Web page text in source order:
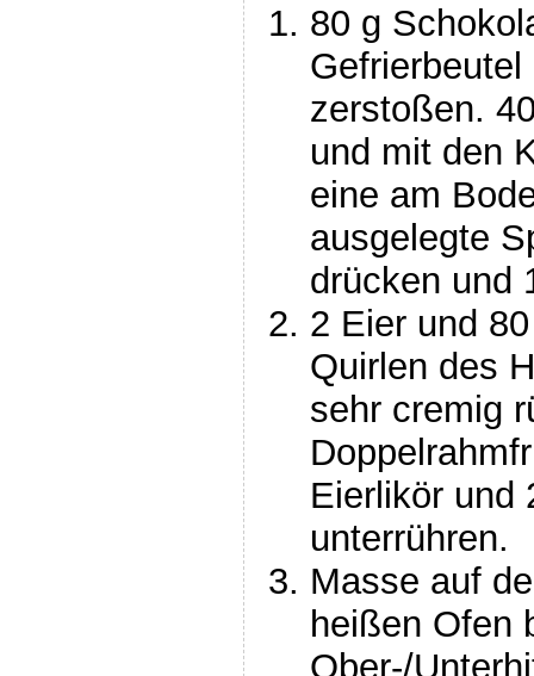
80 g
zerstoßen.
und mit den
eine am
ausgelegte
drücken und
2 Eier und
Quirlen des
sehr cremig
Eierlikör und
unterrühren.
Masse auf
heißen Ofen
Ober-/